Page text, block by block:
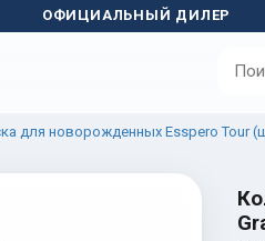
ОФИЦИАЛЬНЫЙ ДИЛЕР
для новорожденных Esspero Tour